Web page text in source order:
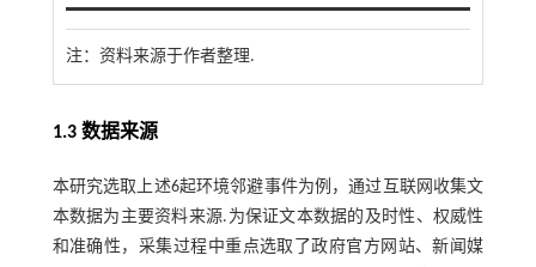
注： 资料来源于作者整理.
1.3 数据来源
本研究选取上述6起环境邻避事件为例，通过互联网收集文
本数据为主要资料来源.为保证文本数据的及时性、权威性
和准确性，采集过程中重点选取了政府官方网站、新闻媒